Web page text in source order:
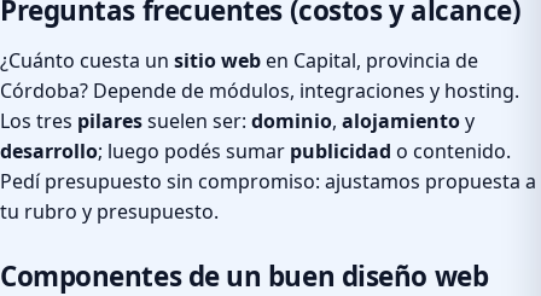
Preguntas frecuentes (costos y alcance)
¿Cuánto cuesta un sitio weben Capital, provincia de
Córdoba? Depende de módulos, integraciones y hosting.
Los tres pilaressuelen ser: dominio, alojamientoy
desarrollo; luego podés sumar publicidad o contenido.
Pedí presupuesto sin compromiso: ajustamos propuesta a
tu rubro y presupuesto.
Componentes de un buen diseño web